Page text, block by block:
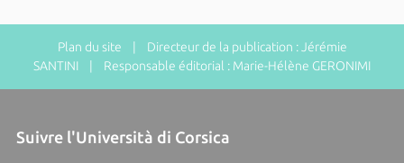
Plan du site | Directeur de la publication : Jérémie
SANTINI | Responsable éditorial : Marie-Hélène GERONIMI
Suivre l'Università di Corsica